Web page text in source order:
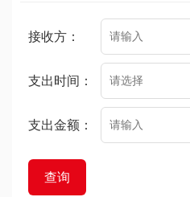
接收方：
支出时间：
支出金额：